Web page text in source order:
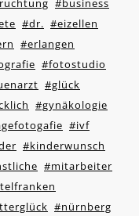
#business
#dr. #eizellen
#erlangen
#fotostudio
#glück
#gynäkologie
#ivf
#kinderwunsch
#mitarbeiter
#nürnberg